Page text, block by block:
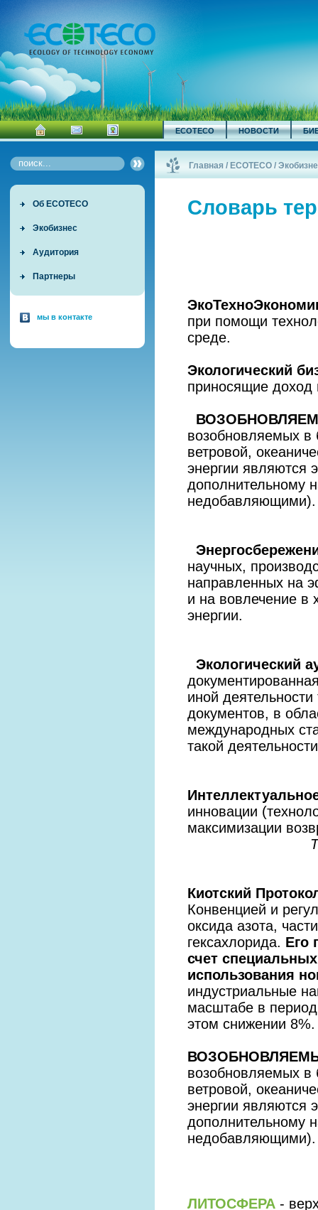
ECOTECO НОВОСТИ
Об ECOTECO
Экобизнес
Аудитория
Партнеры
мы в контакте
Главная / ECOTECO /
Словарь
при помощи
среде.
Экологический
приносящие
возобновляемых в
ветровой,
энергии являются
дополнительному
недобавляющими).
научных,
направленных на
и на вовлечение в
энергии.
Экологический
иной
документов, в
международных
такой
инновации
максимизации
Киотский
Конвенцией и
оксида азота,
гексахлорида. Его
счет
использования
индустриальные
масштабе в
этом снижении 8%.
возобновляемых в
ветровой,
энергии являются
дополнительному
недобавляющими).
ЛИТОСФЕРА -